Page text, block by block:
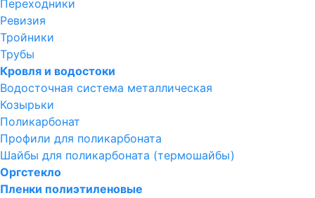
Переходники
Ревизия
Тройники
Трубы
Кровля и водостоки
Водосточная система металлическая
Козырьки
Поликарбонат
Профили для поликарбоната
Шайбы для поликарбоната (термошайбы)
Оргстекло
Пленки полиэтиленовые